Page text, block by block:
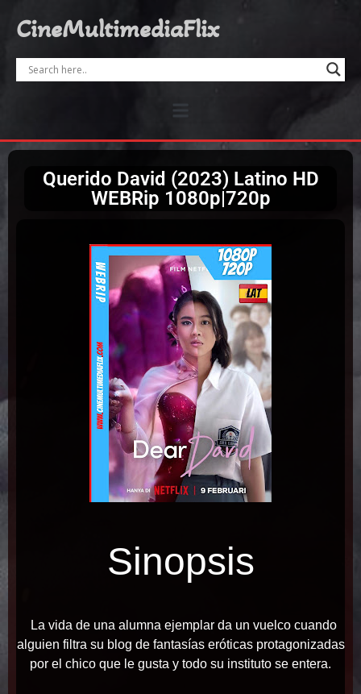
CineMultimediaFlix
Querido David (2023) Latino HD
WEBRip 1080p|720p
Sinopsis
La vida de una alumna ejemplar da un vuelco cuando
alguien filtra su blog de fantasías eróticas protagonizadas
por el chico que le gusta y todo su instituto se entera.